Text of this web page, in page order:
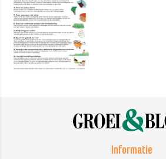
Informatie